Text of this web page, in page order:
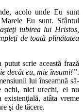
acolo unde Eu sunt
Eu sunt. Sfântul
iubirea lui Hristos,
de toată plinătatea
scrie această frază
decât eu, mie însumi!”.
lui înseamnă să-
ochi, nici urechi, el nu
existenţială, atâta vreme
şi de tăcere.